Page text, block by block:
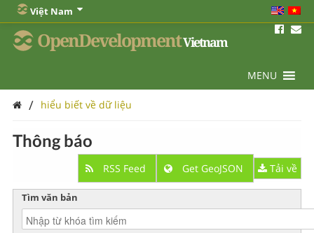
Việt Nam
OpenDevelopmentVietnam
MENU
/ hiểu biết về dữ liệu
Thông báo
RSS Feed Get GeoJSON Tải về
Tìm văn bản